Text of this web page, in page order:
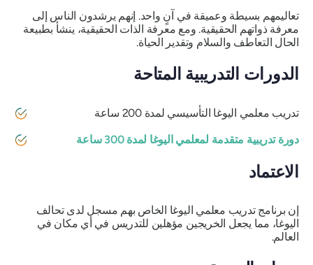
تعاليمهم بسيطة وعميقة في آنٍ واحد. إنهم يرشدون الناس إلى
معرفة ذواتهم الحقيقية. ومع معرفة الذات الحقيقية، ينشأ بطبيعة
الحال التعاطف والسلام وتقدير الحياة.
الدورات التدريبية المتاحة
تدريب معلمي اليوغا التأسيسي لمدة 200 ساعة
دورة تدريبية متقدمة لمعلمي اليوغا لمدة 300 ساعة
الاعتماد
إن برنامج تدريب معلمي اليوغا الخاص بهم مسجل لدى تحالف
اليوغا، مما يجعل الخريجين مؤهلين للتدريس في أي مكان في
العالم.